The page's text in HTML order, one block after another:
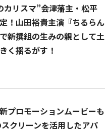
カリスマ”会津藩主・松平
！山田裕貴主演『ちるらん
新撰組の生みの親として土
く揺るがす！
プロモーションムービーも
クリーンを活用したアパ